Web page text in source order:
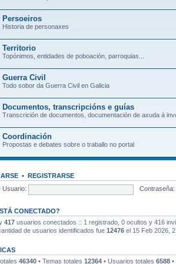
Persoeiros
Historia de personaxes
Territorio
Topónimos, entidades de poboación, parroquias...
Guerra Civil
Todo sobor da Guerra Civil en Galicia
Documentos, transcripcións e guías
Transcrición de documentos, documentación de axuda á
Coordinación
Propostas e debates sobre o traballo no portal
• REGISTRARSE
Usuario:
Contraseña:
CONECTADO?
417 usuarios conectados :: 1 registrado, 0 ocultos y 416
de usuarios identificados fue 12476 el 15 Feb 2026,
46340 • Temas totales 12364 • Usuarios totales 6588